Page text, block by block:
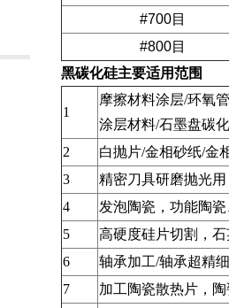
#700目
#800目
黑碳化硅主要适用范围
1
摩擦材料涂层/环氧
涂层材料/石墨盘碳
2
白抛片/金相砂纸/金
3
精密刀具研磨抛光
4
发泡陶瓷，功能陶
5
高硬度硅片切割，
6
轴承加工/轴承超精
7
加工陶瓷散热片，